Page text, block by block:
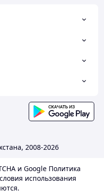
2008-2026
и Google Политика
использования